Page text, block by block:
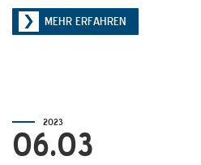
MEHR ERFAHREN
2023
06.03